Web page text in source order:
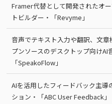
Framer代替として開発されたオ
トビルダー・「Revyme」
音声でテキスト入力や翻訳、文
プンソースのデスクトップ向けAI
「SpeakoFlow」
AIを活用したフィードバック主導
ション・「ABC User Feedback」